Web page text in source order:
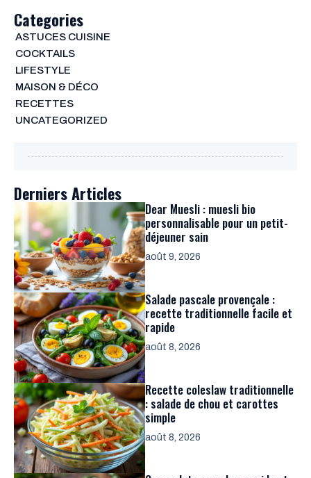
Categories
ASTUCES CUISINE
COCKTAILS
LIFESTYLE
MAISON & DÉCO
RECETTES
UNCATEGORIZED
Derniers Articles
Dear Muesli : muesli bio
personnalisable pour un petit-
déjeuner sain
août 9, 2026
Salade pascale provençale :
recette traditionnelle facile et
rapide
août 8, 2026
Recette coleslaw traditionnelle
: salade de chou et carottes
simple
août 8, 2026